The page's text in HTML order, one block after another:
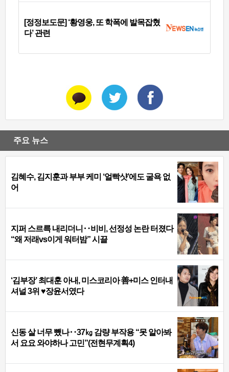
[정정보도문] ‘황영웅, 또 학폭에 발목잡혔
다’ 관련
주요 뉴스
김혜수, 김지훈과 부부 케미 ‘얼빡샷’에도 굴욕 없
어
지퍼 스르륵 내리더니‥비비, 선정성 논란 터졌다
“왜 저래vs이게 워터밤” 시끌
‘김부장’ 최대훈 아내, 미스코리아 善+미스 인터내
셔널 3위 ♥장윤서였다
신동 살 너무 뺐나‥37㎏ 감량 부작용 “못 알아봐
서 요요 와야하나 고민”(전현무계획4)